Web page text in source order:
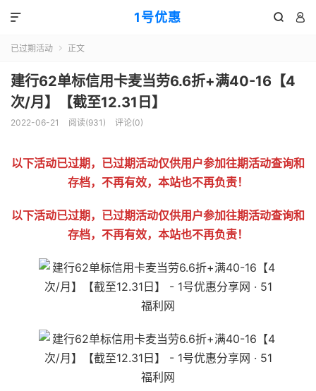
1号优惠  

已过期活动  正文
建行62单标信用卡麦当劳6.6折+满40-16【4
次/月】【截至12.31日】
2022-06-21 阅读(931 ) 评论(0)
以下活动已过期，已过期活动仅供用户参加往期活动查询和
存档，不再有效，本站也不再负责！
以下活动已过期，已过期活动仅供用户参加往期活动查询和
存档，不再有效，本站也不再负责！